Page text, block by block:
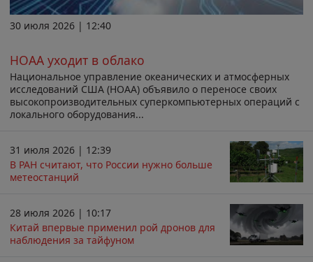
30 июля 2026 | 12:40
НОАА уходит в облако
Национальное управление океанических и атмосферных
исследований США (НОАА) объявило о переносе своих
высокопроизводительных суперкомпьютерных операций с
локального оборудования...
31 июля 2026 | 12:39
В РАН считают, что России нужно больше
метеостанций
28 июля 2026 | 10:17
Китай впервые применил рой дронов для
наблюдения за тайфуном